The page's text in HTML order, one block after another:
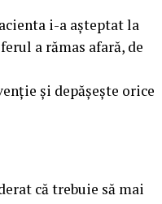
i-a așteptat la
a rămas afară, de
și depășește orice
că trebuie să mai